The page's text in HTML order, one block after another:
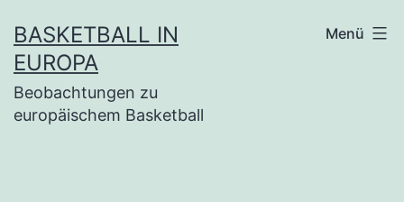
Inhalt
springen
BASKETBALL IN
EUROPA
Beobachtungen zu
europäischem Basketball
Menü